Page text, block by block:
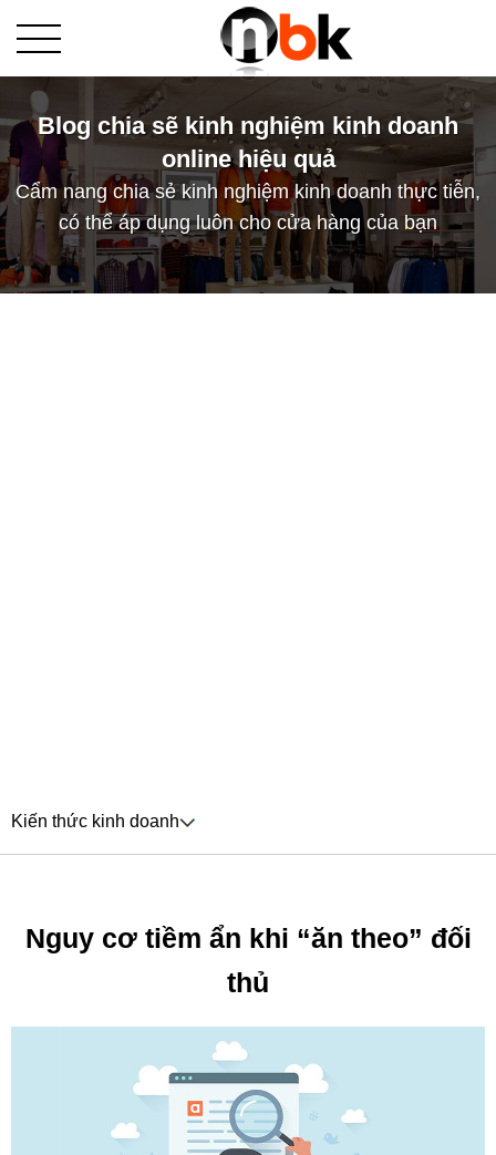
Blog chia sẽ kinh nghiệm kinh doanh
online hiệu quả
Cẩm nang chia sẻ kinh nghiệm kinh doanh thực tiễn,
có thể áp dụng luôn cho cửa hàng của bạn
Kiến thức kinh doanh
Nguy cơ tiềm ẩn khi “ăn theo” đối
thủ